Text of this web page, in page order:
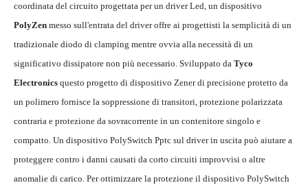
coordinata del circuito progettata per un driver Led, un dispositivo
PolyZen messo sull'entrata del driver offre ai progettisti la semplicità di un
tradizionale diodo di clamping mentre ovvia alla necessità di un
significativo dissipatore non più necessario. Sviluppato da Tyco
Electronics questo progetto di dispositivo Zener di precisione protetto da
un polimero fornisce la soppressione di transitori, protezione polarizzata
contraria e protezione da sovracorrente in un contenitore singolo e
compatto. Un dispositivo PolySwitch Pptc sul driver in uscita può aiutare a
proteggere contro i danni causati da corto circuiti improvvisi o altre
anomalie di carico. Per ottimizzare la protezione il dispositivo PolySwitch